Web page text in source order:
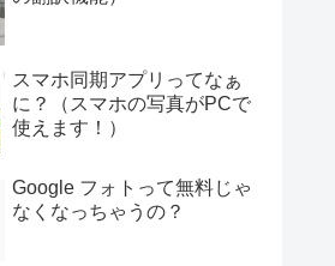
スマホ同期アプリってなぁ
に？（スマホの写真がPCで
使えます！）
Google フォトって無料じゃ
なくなっちゃうの？